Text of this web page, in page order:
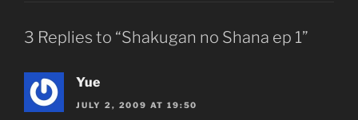
3 Replies to “Shakugan no Shana ep 1”
Yue
JULY 2, 2009 AT 19:50